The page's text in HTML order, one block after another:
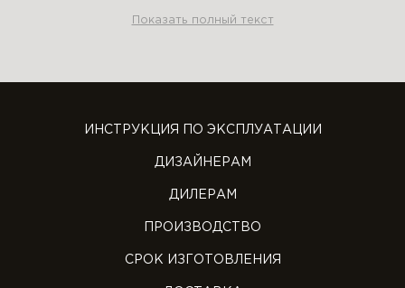
Показать полный текст
ИНСТРУКЦИЯ ПО ЭКСПЛУАТАЦИИ
ДИЗАЙНЕРАМ
ДИЛЕРАМ
ПРОИЗВОДСТВО
СРОК ИЗГОТОВЛЕНИЯ